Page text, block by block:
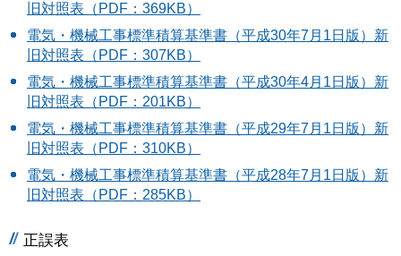
旧対照表（PDF：369KB）
電気・機械工事標準積算基準書（平成30年7月1日版）新
旧対照表（PDF：307KB）
電気・機械工事標準積算基準書（平成30年4月1日版）新
旧対照表（PDF：201KB）
電気・機械工事標準積算基準書（平成29年7月1日版）新
旧対照表（PDF：310KB）
電気・機械工事標準積算基準書（平成28年7月1日版）新
旧対照表（PDF：285KB）
正誤表